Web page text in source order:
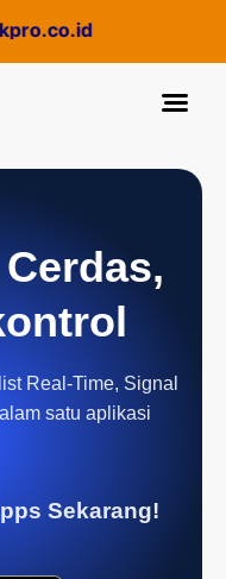
Real-Time, Signal
satu aplikasi
Sekarang!